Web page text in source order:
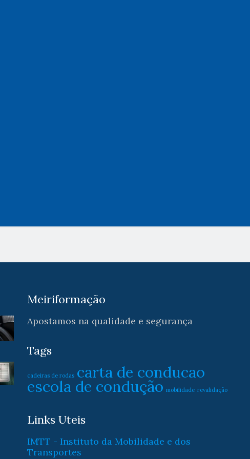
Meiriformação
Apostamos na qualidade e segurança
Tags
cadeiras de rodas carta de conducao
escola de condução mobilidade revalidação
Links Uteis
IMTT - Instituto da Mobilidade e dos
Transportes